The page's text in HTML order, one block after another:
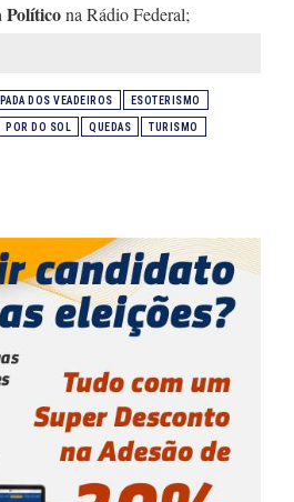
Políticona Rádio Federal;
DOS VEADEIROS ESOTERISMO
POR DO SOL QUEDAS TURISMO